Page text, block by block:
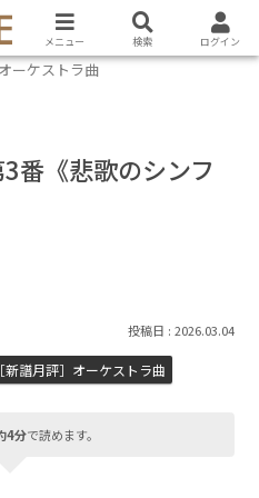
ーケストラ曲
番《悲歌のシンフ
2026.03.04
［新譜月評］オーケストラ曲
4分で読めます。
メニュー 検索 ログイン